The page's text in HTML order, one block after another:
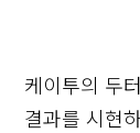
케이투의 두
결과를 시현